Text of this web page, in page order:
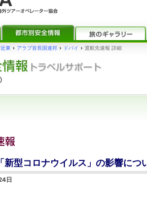
東 › アラブ首長国連邦 › ドバイ › 渡航先速報 詳細
型コロナウイルス」の影響につ
日